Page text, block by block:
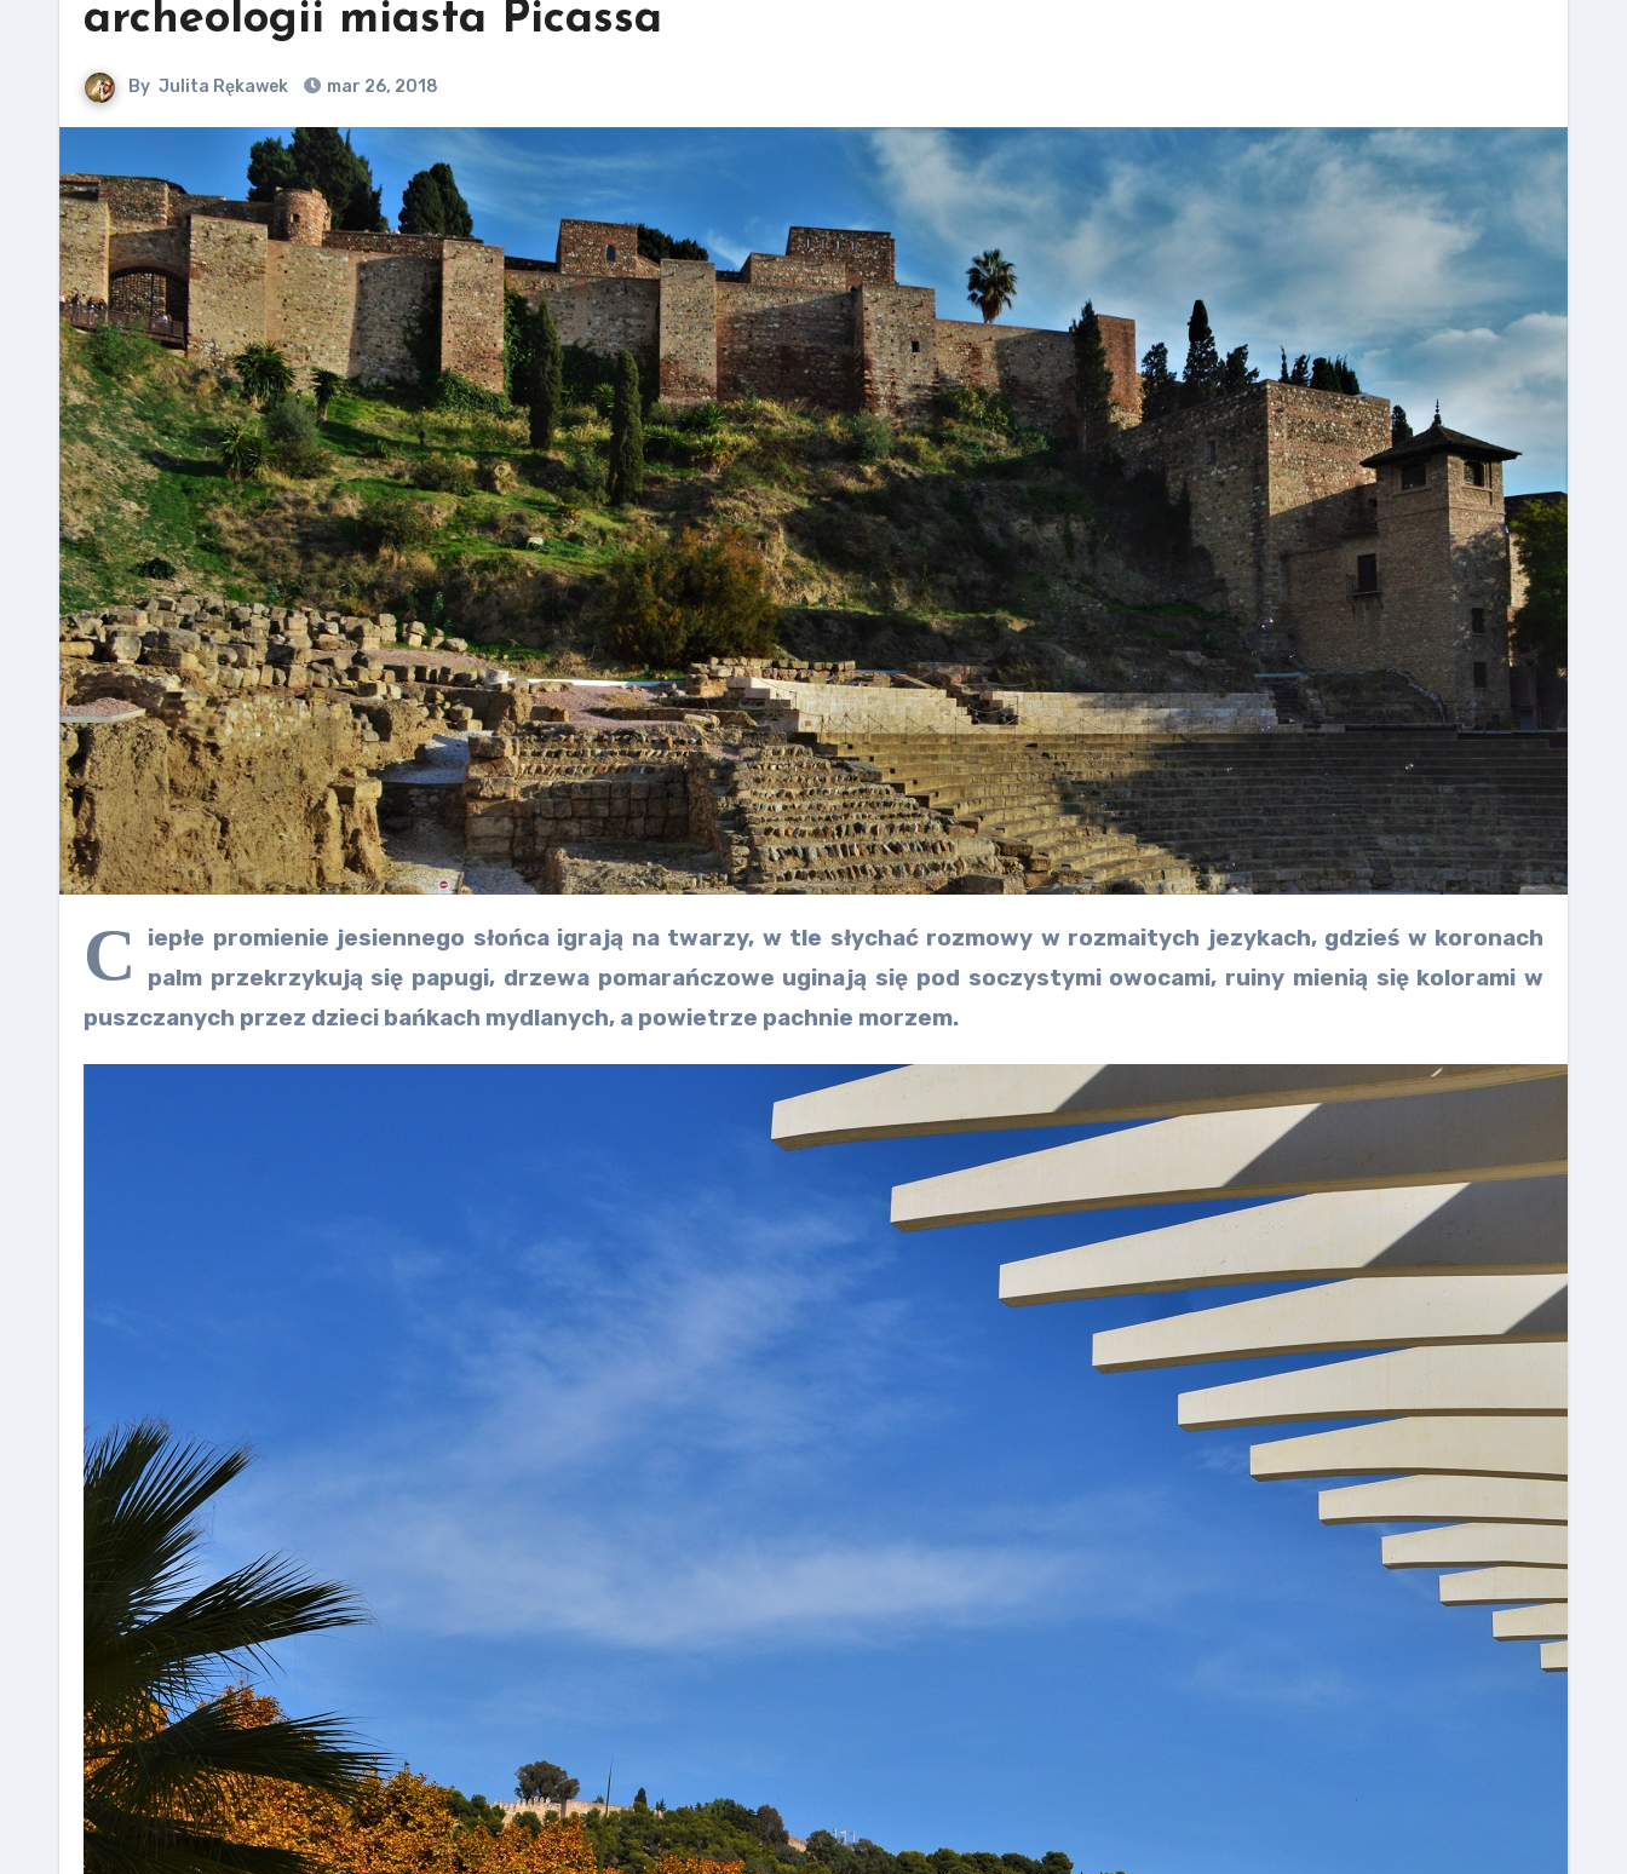
archeologii miasta Picassa
By Julita Rękawek mar 26, 2018
C
iepłe promienie jesiennego słońca igrają na twarzy, w tle słychać rozmowy w rozmaitych jezykach, gdzieś w koronach
palm przekrzykują się papugi, drzewa pomarańczowe uginają się pod soczystymi owocami, ruiny mienią się kolorami w
puszczanych przez dzieci bańkach mydlanych, a powietrze pachnie morzem.